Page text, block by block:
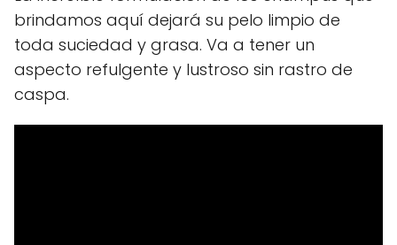
brindamos aquí dejará su pelo limpio de
toda suciedad y grasa. Va a tener un
aspecto refulgente y lustroso sin rastro de
caspa.